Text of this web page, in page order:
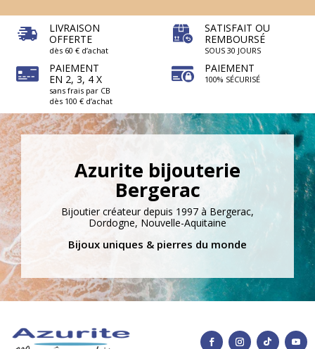
LIVRAISON
OFFERTE
dès 60 € d’achat
PAIEMENT
EN 2, 3, 4 X
sans frais par CB
dès 100 € d’achat
SATISFAIT OU
REMBOURSÉ
SOUS 30 JOURS
PAIEMENT
100% SÉCURISÉ
Azurite bijouterie
Bergerac
Bijoutier créateur depuis 1997 à Bergerac,
Dordogne, Nouvelle-Aquitaine
Bijoux uniques & pierres du monde